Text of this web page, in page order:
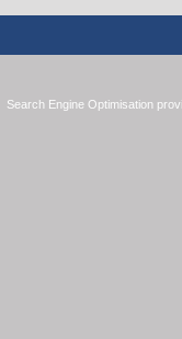
Search Engine Optimisation